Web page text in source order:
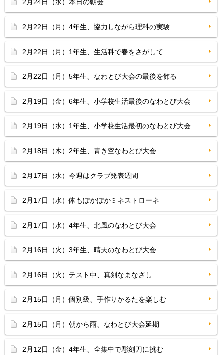
2月24日（水）本日の朝会
2月22日（月）4年生、協力しながら理科の実験
2月22日（月）1年生、生活科で春をさがして
2月22日（月）5年生、なわとび大会の最後を飾る
2月19日（金）6年生、小学校生活最後のなわとび大会
2月19日（水）1年生、小学校生活最初のなわとび大会
2月18日（木）2年生、青き空なわとび大会
2月17日（水）今週はクラブ発表週間
2月17日（水）体もぽかぽかミネストローネ
2月17日（水）4年生、北風のなわとび大会
2月16日（火）3年生、晴天のなわとび大会
2月16日（火）テスト中、真剣なまなざし
2月15日（月）個別級、手作りかるたを楽しむ
2月15日（月）朝から雨、なわとび大会延期
2月12日（金）4年生、全集中で彫刻刀に挑む